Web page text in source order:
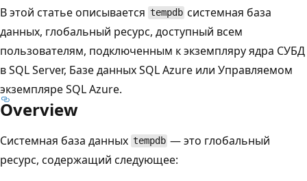
В этой статье описывается tempdb системная база
данных, глобальный ресурс, доступный всем
пользователям, подключенным к экземпляру ядра СУБД
в SQL Server, Базе данных SQL Azure или Управляемом
экземпляре SQL Azure.
Overview
Системная база данных tempdb — это глобальный
ресурс, содержащий следующее: